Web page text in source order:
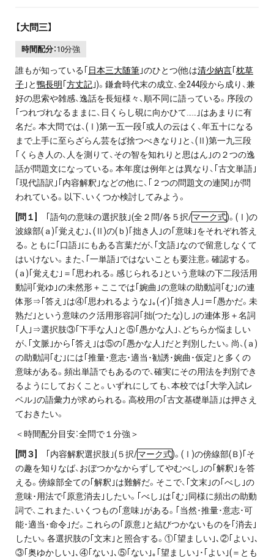
【大問三】
時間配分：10分強
誰もが知っている｢ 日本三大随筆 ｣のひとつ(他は清少納言 枕草
子 ｣と鴨長明 方丈記 ｣)。鎌倉時代末の成立、全244段から成り、兼
好の思索や雑感、逸話を長短様々、順不同に語っている。序段の
｢つれづれなるままに、日くらし硯に向かひて……｣はあまりに有
名だ。本大問では、(Ⅰ)第一五一段｢或人の云はく、年五十になる
まで上手に至らざらん芸をば捨つべきなり｣と、(Ⅱ)第一九三段
｢くらき人の、人を測りて、その智を知れりと思はん｣の２つの逸
話が問題文になっている。本年度は例年とは異なり、｢古文単語｣
｢現代語訳｣｢内容解釈｣などの他に、｢２つの問題文の連関｣が問
われている。以下、いくつか検討してみよう。
問１] ｢語句の意味の選択肢｣(全２問/各５択/マーク式)。(Ⅰ)の
波線部(ａ)｢覚えむ｣､(Ⅱ)の(ｂ)｢拙き人｣の｢意味｣をそれぞれ答え
る。ともに｢口語｣にもある言葉だが、｢文語｣なので留意しなくて
はいけない。また、｢一単語｣ではないことも要注意。確認する。
(ａ)｢覚えむ｣＝｢思われる。感じられる｣という意味の下二段活用
動詞｢覚ゆ｣の未然形＋ここでは｢婉曲｣の意味の助動詞｢む｣の連
体形⇒｢答え｣は④｢思われるような｣｡(イ)｢拙き人｣＝｢愚かだ。未
熟だ｣という意味のク活用形容詞｢拙(つたな)し｣の連体形＋名詞
｢人｣⇒選択肢③｢下手な人｣と⑤｢愚かな人｣、どちらか悩ましい
が、｢文脈｣から｢答え｣は⑤の｢愚かな人｣だと判別したい。尚、(ａ)
の助動詞｢む｣には｢推量･意志･適当･勧誘･婉曲･仮定｣と多くの
意味がある。頻出単語でもあるので、確実にその用法を判別でき
るようにしておくこと。いずれにしても、本校では｢大学入試レ
ベル｣の語彙力が求められる。高校用の｢古文基礎単語｣は押さえ
ておきたい。
＜時間配分目安：全問で１分強＞
問３] ｢内容解釈選択肢｣(５択/マーク式)。(Ⅰ)の傍線部(Ｂ)｢そ
の趣を知りなば、おぼつかなからずしてやむべし｣の｢解釈｣を答
える。傍線部全ての｢解釈｣は難解だ。そこで、｢文末｣の｢べし｣の
意味･用法で｢原意消去｣したい。｢べし｣は｢む｣同様に頻出の助動
詞で、これまた、いくつもの｢意味｣がある。｢当然･推量･意志･可
能･適当･命令｣だ。これらの｢原意｣と結びつかないものを｢消去｣
したい。各選択肢の｢文末｣と照合する。①｢望ましい｣､②｢よい｣､
③｢奥ゆかしい｣､④｢ない｣､⑤｢ない｣｡｢望ましい｣･｢よい｣(＝とも